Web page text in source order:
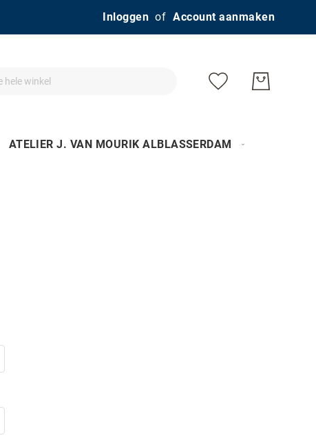
Ga
Inloggen Account aanmaken
ATELIER J. VAN MOURIK ALBLASSERDAM